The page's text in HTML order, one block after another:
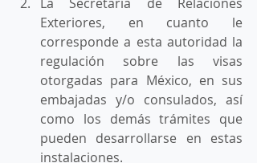
Exteriores, en cuanto le
corresponde a esta autoridad la
regulación sobre las visas
otorgadas para México, en sus
embajadas y/o consulados, así
como los demás trámites que
pueden desarrollarse en estas
instalaciones.